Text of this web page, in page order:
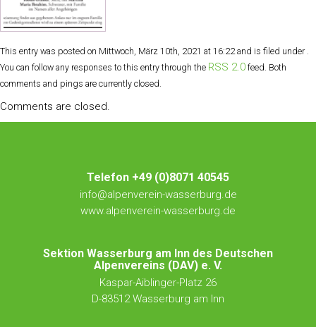
This entry was posted on Mittwoch, März 10th, 2021 at 16:22 and is filed under .
You can follow any responses to this entry through the RSS 2.0 feed. Both
comments and pings are currently closed.
Comments are closed.
Telefon +49 (0)8071 40545
info@alpenverein-wasserburg.de
www.alpenverein-wasserburg.de
Sektion Wasserburg am Inn des Deutschen
Alpenvereins (DAV) e. V.
Kaspar-Aiblinger-Platz 26
D-83512 Wasserburg am Inn